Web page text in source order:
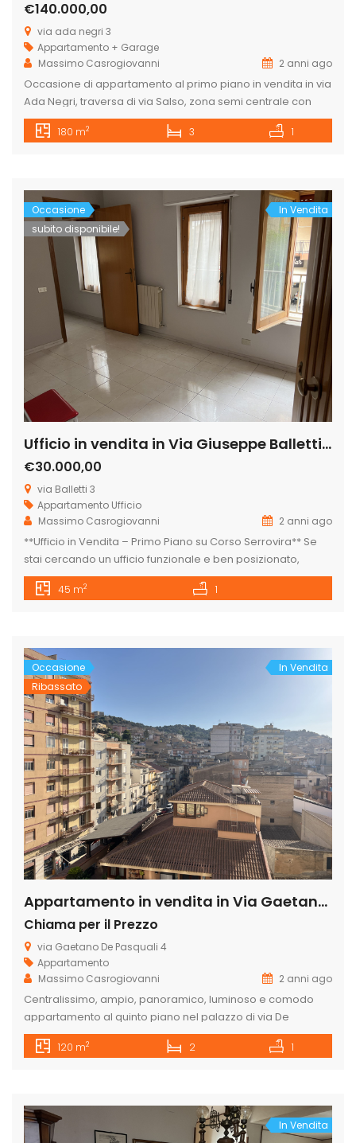
€140.000,00
via ada negri 3
Appartamento + Garage
Massimo Casrogiovanni
2 anni ago
Occasione di appartamento al primo piano in vendita in via
Ada Negri, traversa di via Salso, zona semi centrale con
una bella esposizione al sole sia la mattina che il
pomeriggio, composto da: Ingresso, salone con angolo
ripostiglio e […]
180 m2 3 1
Occasione
subito disponibile!
In Vendita
Ufficio in vendita in Via Giuseppe Balletti 3, Centro, Licata
€30.000,00
via Balletti 3
Appartamento Ufficio
Massimo Casrogiovanni
2 anni ago
**Ufficio in Vendita – Primo Piano su Corso Serrovira** Se
stai cercando un ufficio funzionale e ben posizionato,
questa è l’opportunità che fa per te! Situato al primo piano
di un edificio con destinazione A10, questo ufficio di circa 50
45 m2 1
Occasione
Ribassato
In Vendita
Appartamento in vendita in Via Gaetano de pasquali 4, Centro
Chiama per il Prezzo
via Gaetano De Pasquali 4
Appartamento
Massimo Casrogiovanni
2 anni ago
Centralissimo, ampio, panoramico, luminoso e comodo
appartamento al quinto piano nel palazzo di via De
Pasquali n. 4, composto da ingresso, salone, corridoio,
camera matrimoniale, cameretta, bagno, cucina, cucinino
garage con pagamento del prezzo di € 18.000 a parte per
[…]
120 m2 2 1
In Vendita